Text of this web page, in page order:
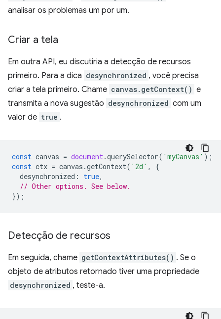
analisar os problemas um por um.
Criar a tela
Em outra API, eu discutiria a detecção de recursos
primeiro. Para a dica desynchronized , você precisa
criar a tela primeiro. Chame canvas.getContext() e
transmita a nova sugestão desynchronized com um
valor de true .
const canvas = document.querySelector( 'myCanvas' );
const ctx = canvas .getContext( '2d' ,
{
desynchronized : true,
// Other options. See below.
});
Detecção de recursos
Em seguida, chame getContextAttributes() . Se o
objeto de atributos retornado tiver uma propriedade
desynchronized , teste-a.